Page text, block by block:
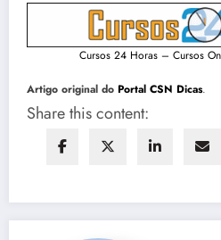
Cursos 24 Horas – Cursos
Artigo original do Portal CSN Dicas.
Share this content: